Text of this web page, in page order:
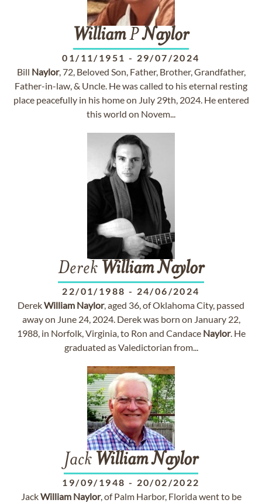
WilliamPNaylor
01/11/1951 - 29/07/2024
Bill Naylor, 72, Beloved Son, Father, Brother, Grandfather,
Father-in-law, & Uncle. He was called to his eternal resting
place peacefully in his home on July 29th, 2024. He entered
this world on Novem...
Derek WilliamNaylor
22/01/1988 - 24/06/2024
DerekWilliam Naylor, aged 36, of Oklahoma City, passed
away on June 24, 2024. Derek was born on January 22,
1988, in Norfolk, Virginia, to Ron and Candace Naylor. He
graduated as Valedictorian from...
Jack WilliamNaylor
19/09/1948 - 20/02/2022
JackWilliam Naylor, of Palm Harbor, Florida went to be